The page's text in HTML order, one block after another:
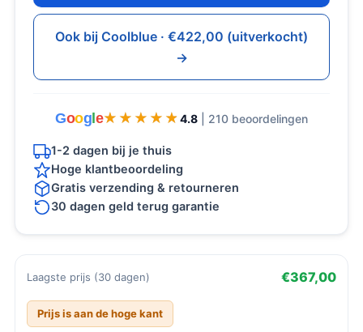
Ook bij Coolblue · €422,00 (uitverkocht)
→
Goog e★★★★★
★★★★★ 4.8 | 210 beoordelingen
1-2 dagen bij je thuis
Hoge klantbeoordeling
Gratis verzending & retourneren
30 dagen geld terug garantie
Laagste prijs (30 dagen) €367,00
Prijs is aan de hoge kant